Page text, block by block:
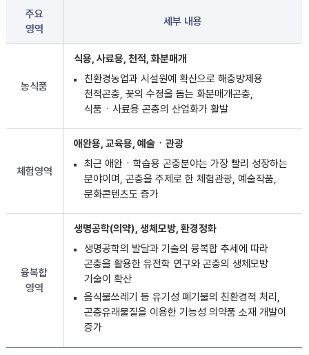
주요
영역
세부 내용
농식품
식용, 사료용, 천적, 화분매개
친환경농업과 시설원예 확산으로 해충방제용
천적곤충, 꽃의 수정을 돕는 화분매개곤충,
식품ㆍ사료용 곤충의 산업화가 활발
체험영역
애완용, 교육용, 예술ㆍ관광
최근 애완ㆍ학습용 곤충분야는 가장 빨리 성장하는
분야이며, 곤충을 주제로 한 체험관광, 예술작품,
문화콘텐츠도 증가
융복합
영역
생명공학(의약), 생체모방, 환경정화
생명공학의 발달과 기술의 융복합 추세에 따라
곤충을 활용한 유전학 연구와 곤충의 생체모방
기술이 확산
음식물쓰레기 등 유기성 폐기물의 친환경적 처리,
곤충유래물질을 이용한 기능성 의약품 소재 개발이
증가